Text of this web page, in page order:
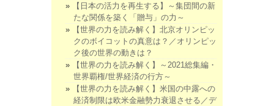
【日本の活力を再生する】～集団間の新
たな関係を築く「贈与」の力～
【世界の力を読み解く】北京オリンピッ
クのボイコットの真意は？／オリンピッ
ク後の世界の動きは？
【世界の力を読み解く】～2021総集編・
世界覇権/世界経済の行方～
【世界の力を読み解く】米国の中露への
経済制限は欧米金融勢力衰退させる／デ